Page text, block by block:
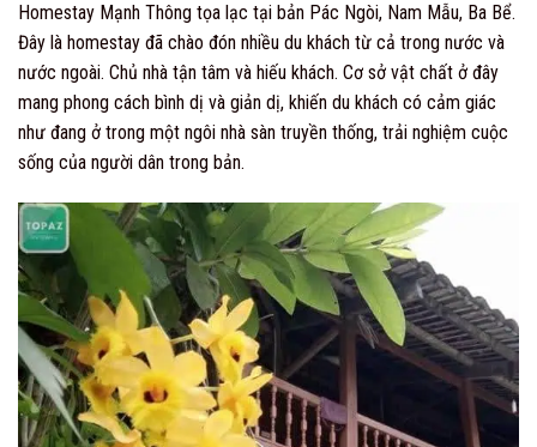
Homestay Mạnh Thông tọa lạc tại bản Pác Ngòi, Nam Mẫu, Ba Bể.
Đây là homestay đã chào đón nhiều du khách từ cả trong nước và
nước ngoài. Chủ nhà tận tâm và hiếu khách. Cơ sở vật chất ở đây
mang phong cách bình dị và giản dị, khiến du khách có cảm giác
như đang ở trong một ngôi nhà sàn truyền thống, trải nghiệm cuộc
sống của người dân trong bản.